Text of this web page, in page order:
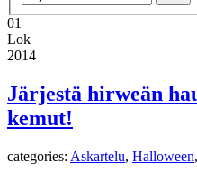
01
Lok
2014
Järjestä hirweän
kemut!
categories: Askartelu, Halloween,